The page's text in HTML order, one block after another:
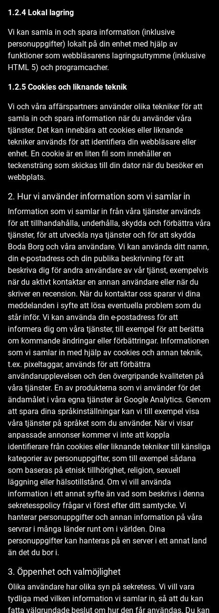
1.2.4 Lokal lagring
Vi kan samla in och spara information (inklusive
personuppgifter) lokalt på din enhet med hjälp av
funktioner som webbläsarens lagringsutrymme (inklusive
HTML 5) och programcacher.
1.2.5 Cookies och liknande teknik
Vi och våra affärspartners använder olika tekniker för att
samla in och spara information när du använder våra
tjänster. Det kan innebära att cookies eller liknande
tekniker används för att identifiera din webbläsare eller
enhet. En cookie är en liten fil som innehåller en
teckensträng som skickas till din dator när du besöker en
webbplats.
2. Hur vi använder information som vi samlar in
Information som vi samlar in från våra tjänster används
för att tillhandahålla, underhålla, skydda och förbättra våra
tjänster, för att utveckla nya tjänster och för att skydda
Boda Borg och våra användare. Vi kan använda ditt namn,
din e-postadress och din publika beskrivning för att
beskriva dig för andra användare av vår tjänst, exempelvis
när du aktivt kontaktar en annan användare eller när du
skriver en recension. När du kontaktar oss sparar vi dina
meddelanden i syfte att lösa eventuella problem som du
står inför. Vi kan använda din e-postadress för att
informera dig om våra tjänster, till exempel för att berätta
om kommande ändringar eller förbättringar. Informationen
som vi samlar in med hjälp av cookies och annan teknik,
t.ex. pixeltaggar, används för att förbättra
användarupplevelsen och den övergripande kvaliteten på
våra tjänster. En av produkterna som vi använder för det
ändamålet i våra egna tjänster är Google Analytics. Genom
att spara dina språkinställningar kan vi till exempel visa
våra tjänster på språket som du använder. När vi visar
anpassade annonser kommer vi inte att koppla
identifierare från cookies eller liknande tekniker till känsliga
kategorier av personuppgifter, som till exempel sådana
som baseras på etnisk tillhörighet, religion, sexuell
läggning eller hälsotillstånd. Om vi vill använda
information i ett annat syfte än vad som beskrivs i denna
sekretesspolicy frågar vi först efter ditt samtycke. Vi
hanterar personuppgifter och annan information på våra
servrar i många länder runt om i världen. Dina
personuppgifter kan hanteras på en server i ett annat land
än det du bor i.
3. Öppenhet och valmöjlighet
Olika användare har olika syn på sekretess. Vi vill vara
tydliga med vilken information vi samlar in, så att du kan
fatta välgrundade beslut om hur den får användas. Du kan